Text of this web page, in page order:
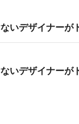
いデザイナーが
いデザイナーが